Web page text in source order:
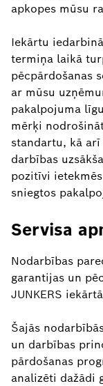
apkopes mūsu
Iekārtu
termiņa laikā
pēcpārdošanas
ar mūsu
pakalpojuma
mērķi
standartu, kā
darbības
pozitīvi
sniegtos
Servisa
Nodarbības
garantijas un
JUNKERS
Šajās
un darbības
pārdošanas
analizēti dažādi